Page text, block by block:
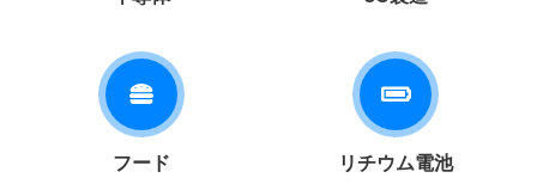
フード リチウム電池